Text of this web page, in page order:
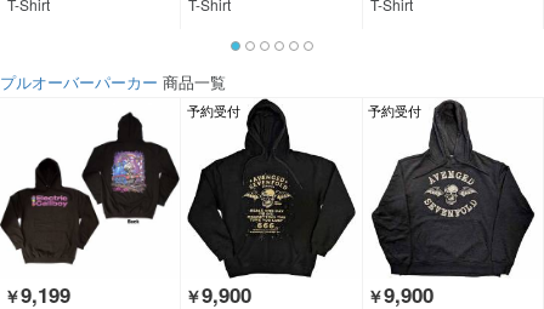
T-Shirt T-Shirt T-Shirt
プルオーバーパーカー 商品一覧
￥9,199
予約受付
￥9,900
予約受付
￥9,900